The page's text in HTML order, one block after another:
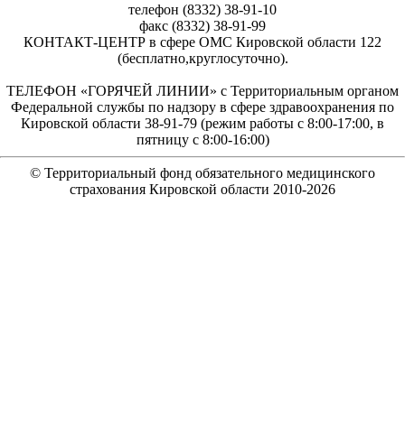
телефон (8332) 38-91-10
факс (8332) 38-91-99
КОНТАКТ-ЦЕНТР в сфере ОМС Кировской области 122
(бесплатно,круглосуточно).
ТЕЛЕФОН «ГОРЯЧЕЙ ЛИНИИ» с Территориальным органом
Федеральной службы по надзору в сфере здравоохранения по
Кировской области 38-91-79 (режим работы с 8:00-17:00, в
пятницу с 8:00-16:00)
© Территориальный фонд обязательного медицинского
страхования Кировской области 2010-2026